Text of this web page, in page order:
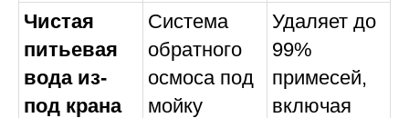
Чистая
питьевая
вода из-
под крана
Система
обратного
осмоса под
мойку
Удаляет до
99%
примесей,
включая